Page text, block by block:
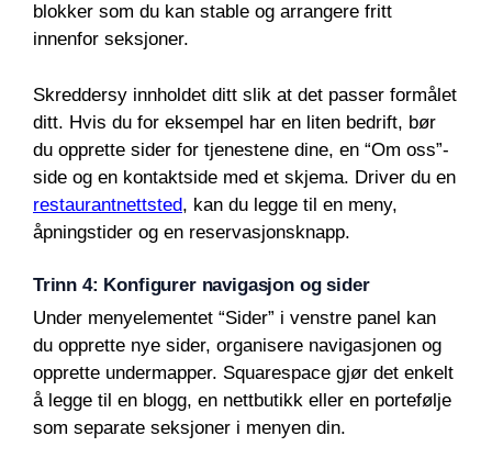
blokker som du kan stable og arrangere fritt
innenfor seksjoner.
Skreddersy innholdet ditt slik at det passer formålet
ditt. Hvis du for eksempel har en liten bedrift, bør
du opprette sider for tjenestene dine, en “Om oss”-
side og en kontaktside med et skjema. Driver du en
restaurantnettsted, kan du legge til en meny,
åpningstider og en reservasjonsknapp.
Trinn 4: Konfigurer navigasjon og sider
Under menyelementet “Sider” i venstre panel kan
du opprette nye sider, organisere navigasjonen og
opprette undermapper. Squarespace gjør det enkelt
å legge til en blogg, en nettbutikk eller en portefølje
som separate seksjoner i menyen din.